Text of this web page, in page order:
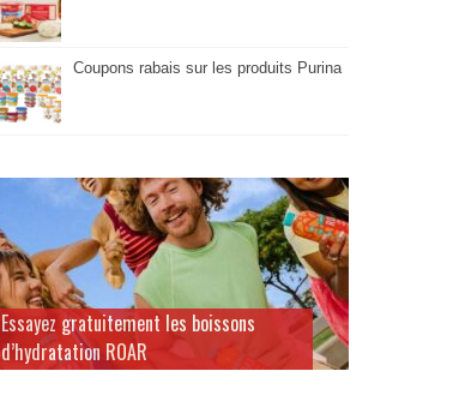
Coupons rabais sur les produits Purina
Essayez gratuitement les boissons
d’hydratation ROAR